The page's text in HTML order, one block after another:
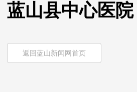
蓝山县中心医
返回蓝山新闻网首页